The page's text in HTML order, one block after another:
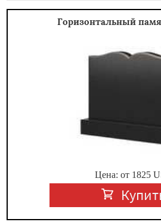
Горизонтальный
Цена: от 1825